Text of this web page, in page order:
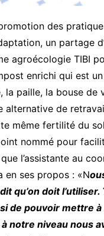
des
un partage
agroécologie TIBI
enrichi qui est
la paille, la bouse
alternative de
même fertilité du
nommé pour
l’assistante au
en ses propos : «N
qu’on doit
de pouvoir mettre
notre niveau nous